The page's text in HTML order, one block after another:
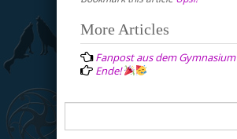
Post
navigation
More Articles
Fanpost aus dem Gymnasium
Ende!